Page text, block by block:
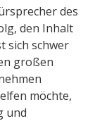
des
den Inhalt
sich schwer
großen
möchte,
und